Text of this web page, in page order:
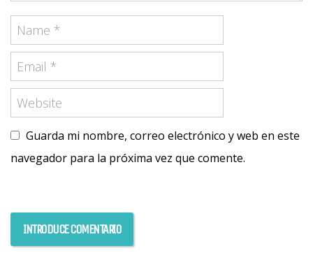
Guarda mi nombre, correo electrónico y web en este
navegador para la próxima vez que comente.